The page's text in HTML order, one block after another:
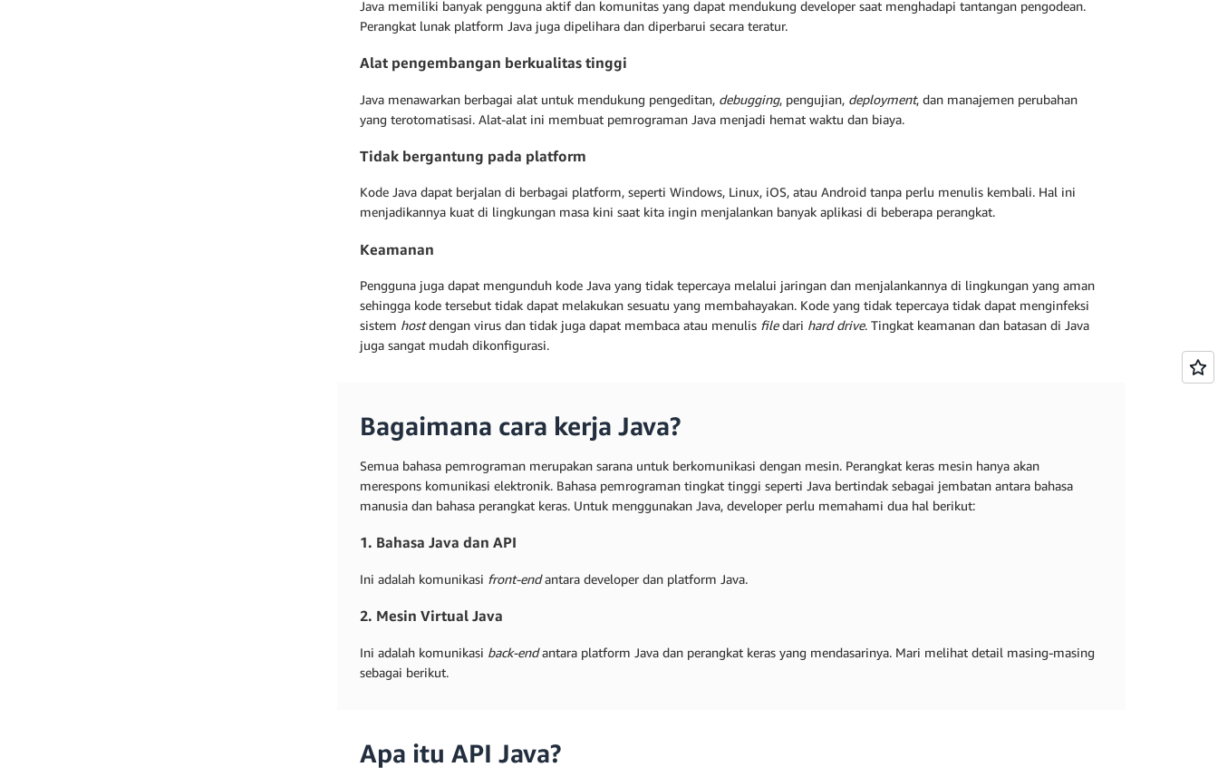
Java memiliki banyak pengguna aktif dan komunitas yang dapat mendukung developer saat menghadapi tantangan pengodean.
Perangkat lunak platform Java juga dipelihara dan diperbarui secara teratur.
Alat pengembangan berkualitas tinggi
Java menawarkan berbagai alat untuk mendukung pengeditan, debugging, pengujian, deployment, dan manajemen perubahan
yang terotomatisasi. Alat-alat ini membuat pemrograman Java menjadi hemat waktu dan biaya.
Tidak bergantung pada platform
Kode Java dapat berjalan di berbagai platform, seperti Windows, Linux, iOS, atau Android tanpa perlu menulis kembali. Hal ini
menjadikannya kuat di lingkungan masa kini saat kita ingin menjalankan banyak aplikasi di beberapa perangkat.
Keamanan
Pengguna juga dapat mengunduh kode Java yang tidak tepercaya melalui jaringan dan menjalankannya di lingkungan yang aman
sehingga kode tersebut tidak dapat melakukan sesuatu yang membahayakan. Kode yang tidak tepercaya tidak dapat menginfeksi
sistem hostdengan virus dan tidak juga dapat membaca atau menulis filedari hard drive. Tingkat keamanan dan batasan di Java
juga sangat mudah dikonfigurasi.
Bagaimana cara kerja Java?
Semua bahasa pemrograman merupakan sarana untuk berkomunikasi dengan mesin. Perangkat keras mesin hanya akan
merespons komunikasi elektronik. Bahasa pemrograman tingkat tinggi seperti Java bertindak sebagai jembatan antara bahasa
manusia dan bahasa perangkat keras. Untuk menggunakan Java, developer perlu memahami dua hal berikut:
1. Bahasa Java dan API
Ini adalah komunikasi front-endantara developer dan platform Java.
2. Mesin Virtual Java
Ini adalah komunikasi back-endantara platform Java dan perangkat keras yang mendasarinya. Mari melihat detail masing-masing
sebagai berikut.
Apa itu API Java?